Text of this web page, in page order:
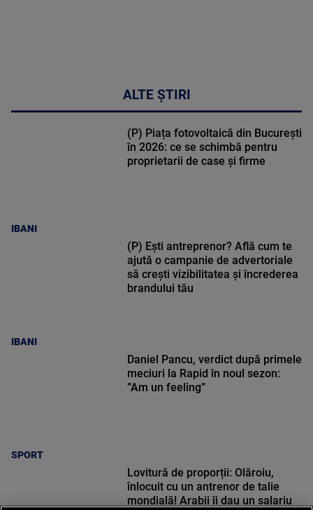
ALTE ȘTIRI
IBANI
(P) Piața fotovoltaică din București
în 2026: ce se schimbă pentru
proprietarii de case și firme
IBANI
(P) Ești antreprenor? Află cum te
ajută o campanie de advertoriale
să crești vizibilitatea și încrederea
brandului tău
SPORT
Daniel Pancu, verdict după primele
meciuri la Rapid în noul sezon:
”Am un feeling”
Lovitură de proporții: Olăroiu,
înlocuit cu un antrenor de talie
mondială! Arabii îi dau un salariu